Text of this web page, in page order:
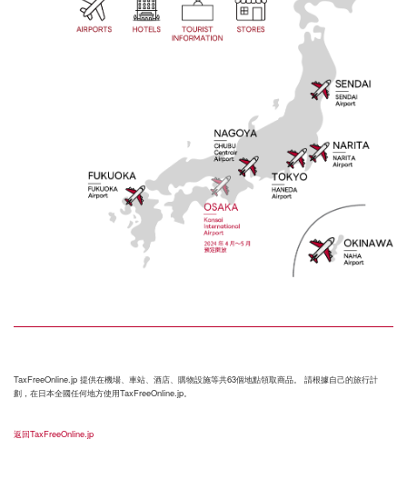
TaxFreeOnline.jp 提供在機場、車站、酒店、購物設施等共63個地點領取商品。 請根據自己的旅行計
劃，在日本全國任何地方使用TaxFreeOnline.jp。
返回TaxFreeOnline.jp